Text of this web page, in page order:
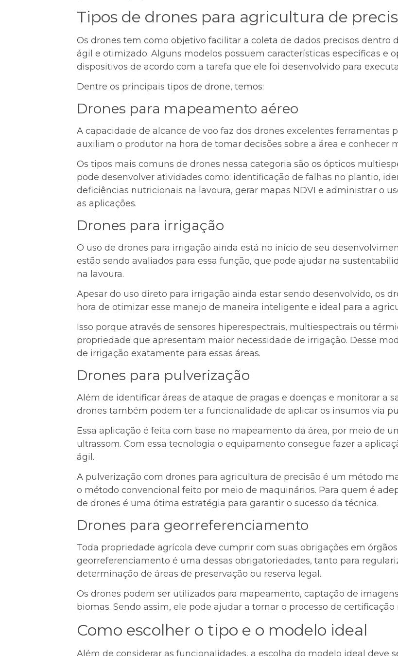
Tipos de drones para agricultura de
Os drones tem como objetivo facilitar a coleta de dados precisos dentro
ágil e otimizado. Alguns modelos possuem características específicas e
dispositivos de acordo com a tarefa que ele foi desenvolvido para
Dentre os principais tipos de drone, temos:
Drones para mapeamento aéreo
A capacidade de alcance de voo faz dos drones excelentes ferramentas
auxiliam o produtor na hora de tomar decisões sobre a área e conhecer
Os tipos mais comuns de drones nessa categoria são os ópticos
pode desenvolver atividades como: identificação de falhas no plantio,
deficiências nutricionais na lavoura, gerar mapas NDVI e administrar o
as aplicações.
Drones para irrigação
O uso de drones para irrigação ainda está no início de seu
estão sendo avaliados para essa função, que pode ajudar na
na lavoura.
Apesar do uso direto para irrigação ainda estar sendo desenvolvido, os
hora de otimizar esse manejo de maneira inteligente e ideal para a
Isso porque através de sensores hiperespectrais, multiespectrais ou
propriedade que apresentam maior necessidade de irrigação. Desse
de irrigação exatamente para essas áreas.
Drones para pulverização
Além de identificar áreas de ataque de pragas e doenças e monitorar a
drones também podem ter a funcionalidade de aplicar os insumos via
Essa aplicação é feita com base no mapeamento da área, por meio de
ultrassom. Com essa tecnologia o equipamento consegue fazer a
ágil.
A pulverização com drones para agricultura de precisão é um método
o método convencional feito por meio de maquinários. Para quem é
de drones é uma ótima estratégia para garantir o sucesso da técnica.
Drones para georreferenciamento
Toda propriedade agrícola deve cumprir com suas obrigações em
georreferenciamento é uma dessas obrigatoriedades, tanto para
determinação de áreas de preservação ou reserva legal.
Os drones podem ser utilizados para mapeamento, captação de
biomas. Sendo assim, ele pode ajudar a tornar o processo de
Como escolher o tipo e o modelo ideal
Além de considerar as funcionalidades, a escolha do modelo ideal deve